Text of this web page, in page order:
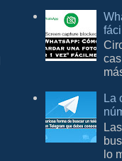
La
lo